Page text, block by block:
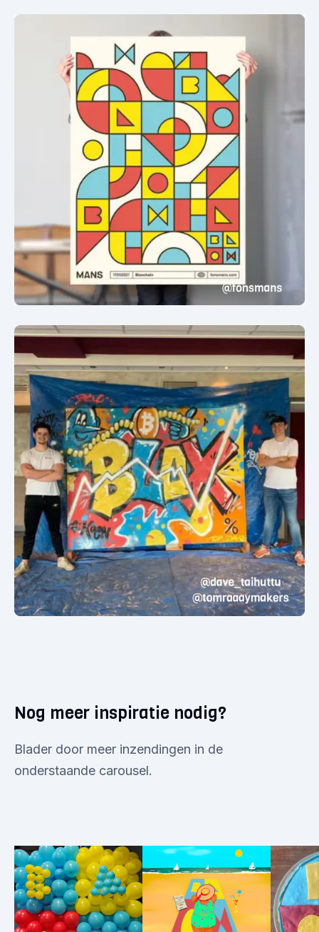
Nog meer inspiratie nodig?
Blader door meer inzendingen in de
onderstaande carousel.